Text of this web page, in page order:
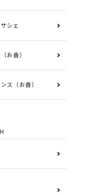
シェ
お香）
ス（お香）